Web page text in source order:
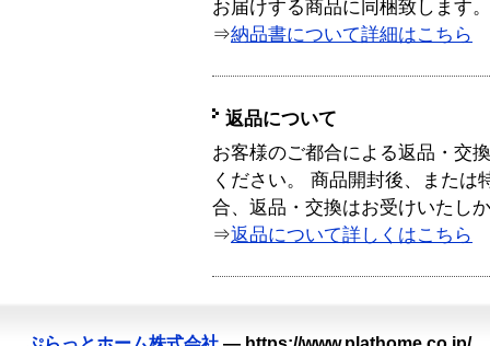
お届けする商品に同梱致します。
⇒納品書について詳細はこちら
返品について
お客様のご都合による返品・交
ください。 商品開封後、または
合、返品・交換はお受けいたし
⇒返品について詳しくはこちら